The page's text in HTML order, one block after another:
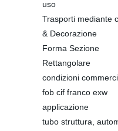
uso
Trasporti mediante
& Decorazione
Forma Sezione
Rettangolare
condizioni
fob cif franco exw
applicazione
tubo struttura,